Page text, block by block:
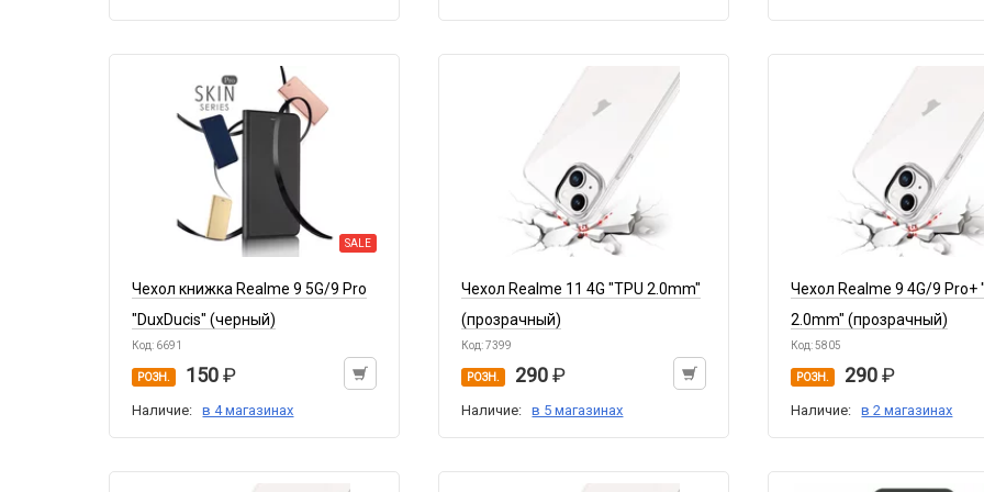
SALE
Чехол книжка Realme 9 5G/9 Pro
"DuxDucis" (черный)
Код: 6691
РОЗН. 150
Наличие: в 4 магазинах
Чехол Realme 11 4G "TPU 2.0mm"
(прозрачный)
Код: 7399
РОЗН. 290
Наличие: в 5 магазинах
Чехол Realme 9 4G/9 Pro+
2.0mm" (прозрачный)
Код: 5805
РОЗН. 290
Наличие: в 2 магазинах